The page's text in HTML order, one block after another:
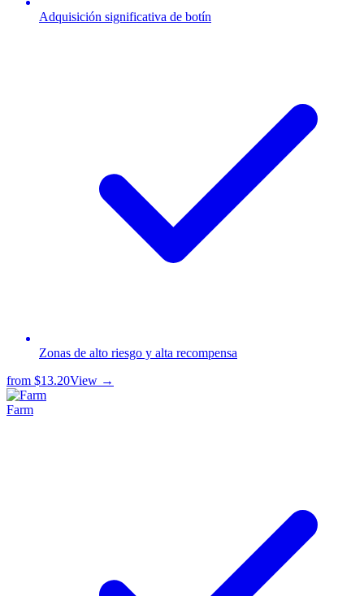
Adquisición significativa de botín
Zonas de alto riesgo y alta recompensa
from $13.20View →
Farm